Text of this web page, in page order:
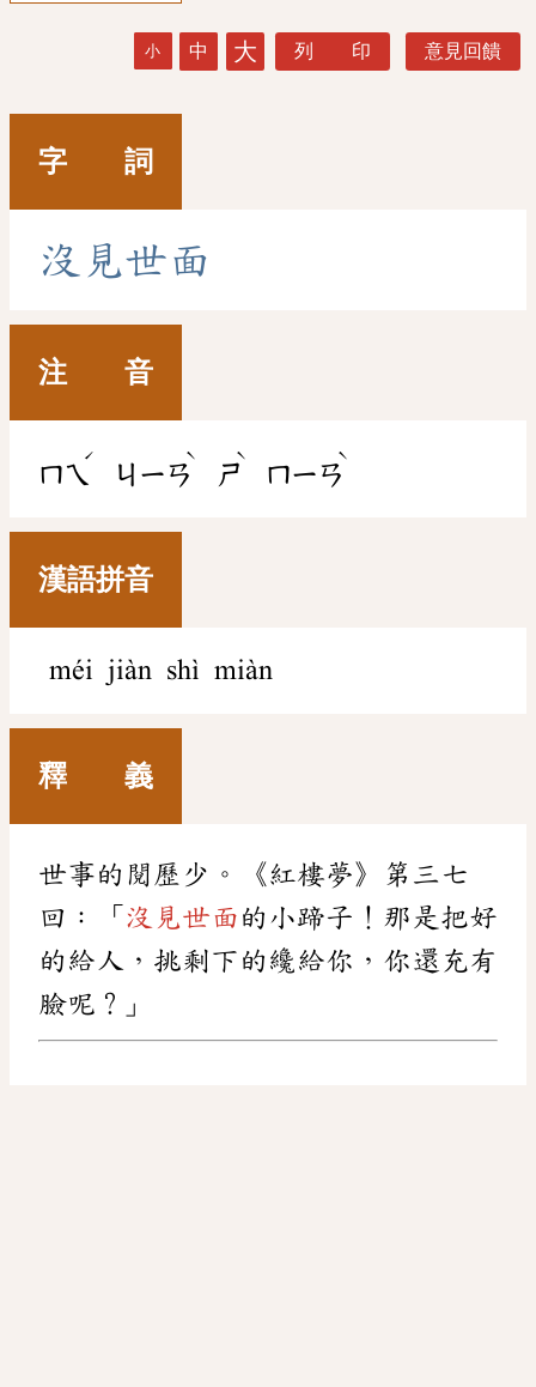
小 中 大 列 印 意見回饋
字 詞
沒 見世面
注 音
ㄇㄟ
ˊ
ㄐㄧㄢ
ˋ
ㄕ
ˋ
ㄇㄧㄢ
ˋ
漢語拼音
méi jiàn shì miàn
釋 義
世事的閱歷少。《紅樓夢》第三七
回：「 沒見世面 的小蹄子！那是把好
的給人，挑剩下的纔給你，你還充有
臉呢？」